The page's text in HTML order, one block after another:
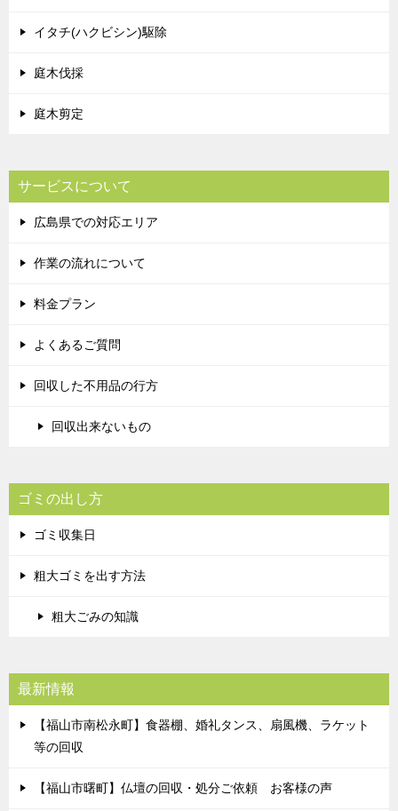
イタチ(ハクビシン)駆除
庭木伐採
庭木剪定
サービスについて
広島県での対応エリア
作業の流れについて
料金プラン
よくあるご質問
回収した不用品の行方
回収出来ないもの
ゴミの出し方
ゴミ収集日
粗大ゴミを出す方法
粗大ごみの知識
最新情報
【福山市南松永町】食器棚、婚礼タンス、扇風機、ラケット
等の回収
【福山市曙町】仏壇の回収・処分ご依頼 お客様の声